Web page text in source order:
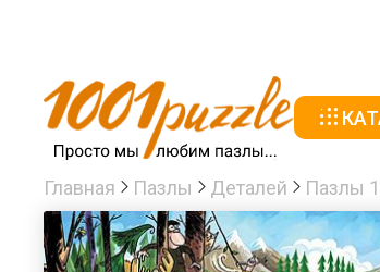
Главная Пазлы Деталей Пазлы